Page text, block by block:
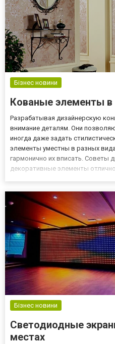
Бізнес новини
Кованые элементы в
Разрабатывая дизайнерскую
внимание деталям. Они
иногда даже задать
элементы уместны в разных
гармонично их вписать. Советы
декоративные элементы
изысканности и м...
Бізнес новини
Светодиодные
местах